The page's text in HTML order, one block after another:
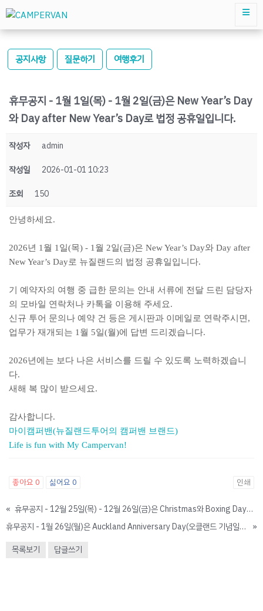
공지사항 질문하기 여행후기
휴무공지 - 1월 1일(목) - 1월 2일(금)은 New Year’s Day
와 Day after New Year’s Day로 법정 공휴일입니다.
작성자
admin
작성일
2026-01-01 10:23
조회
150
안녕하세요.
2026년 1월 1일(목) - 1월 2일(금)은 New Year’s Day와 Day after
New Year’s Day로 뉴질랜드의 법정 공휴일입니다.
기 예약자의 여행 중 급한 문의는 안내 서류에 전달 드린 담당자
의 모바일 연락처나 카톡을 이용해 주세요.
신규 투어 문의나 예약 건 등은 게시판과 이메일로 연락주시면,
업무가 재개되는 1월 5일(월)에 답변 드리겠습니다.
2026년에는 보다 나은 서비스를 드릴 수 있도록 노력하겠습니
다.
새해 복 많이 받으세요.
감사합니다.
마이캠퍼밴(뉴질랜드투어의 캠퍼밴 브랜드)
Life is fun with My Campervan!
좋아요 0 싫어요 0 인쇄
«
휴무공지 - 12월 25일(목) - 12월 26일(금)은 Christmas와 Boxing Day로 법정 공휴일입니다.
휴무공지 - 1월 26일(월)은 Auckland Anniversary Day(오클랜드 기념일)로 법정 공휴일입니다.
»
목록보기
답글쓰기